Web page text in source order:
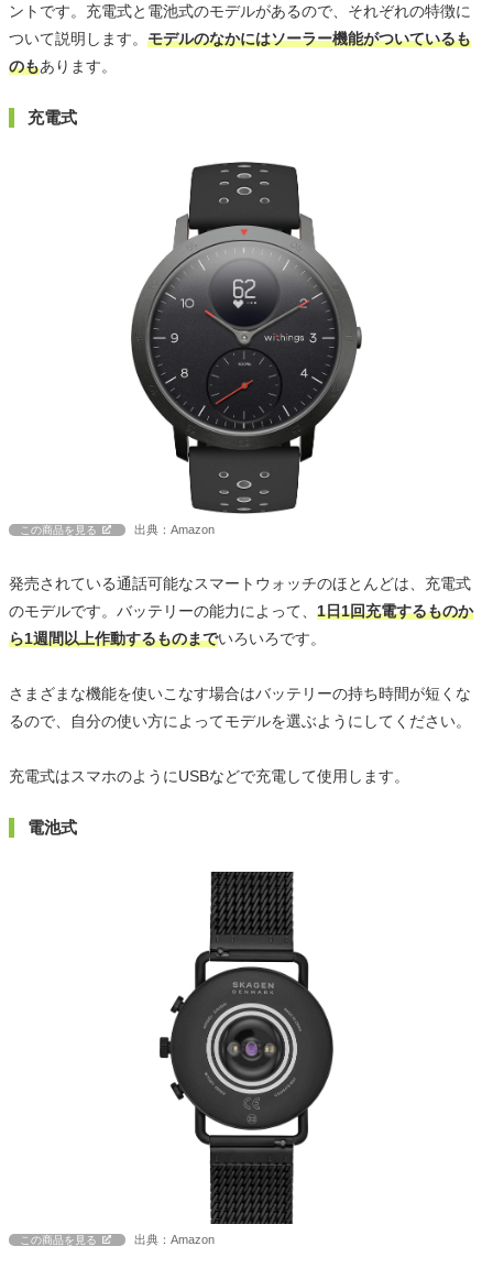
ントです。充電式と電池式のモデルがあるので、それぞれの特徴に
ついて説明します。 モデルのなかにはソーラー機能がついているも
のもあります。
充電式
この商品を見る 出典：Amazon
発売されている通話可能なスマートウォッチのほとんどは、充電式
のモデルです。バッテリーの能力によって、 1日1回充電するものか
ら1週間以上作動するものまでいろいろです。
さまざまな機能を使いこなす場合はバッテリーの持ち時間が短くな
るので、自分の使い方によってモデルを選ぶようにしてください。
充電式はスマホのようにUSBなどで充電して使用します。
電池式
この商品を見る 出典：Amazon